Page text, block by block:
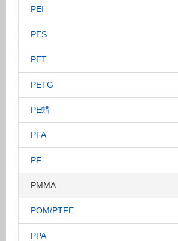
PEI
PES
PET
PETG
PE蜡
PFA
PF
PMMA
POM/PTFE
PPA